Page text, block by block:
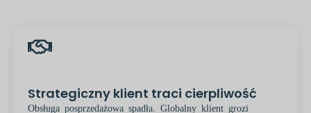
Strategiczny klient traci cierpliwość
Obsługa posprzedażowa spadła. Globalny klient grozi